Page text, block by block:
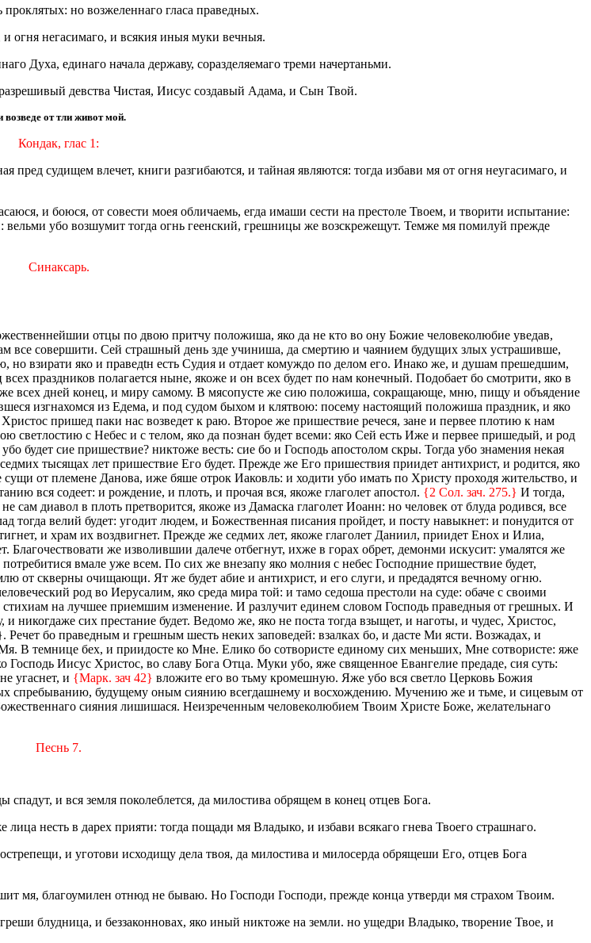
но возжеленнаго гласа праведных.
огня негасимаго, и всякия иныя муки вечныя.
Духа, единаго начала державу, соразделяемаго треми начертаньми.
девства Чистая, Иисус создавый Адама, и Сын Твой.
от тли живот мой.
Кондак, глас 1:
судищем влечет, книги разгибаются, и тайная являются: тогда избави мя от огня неугасимаго, и
и боюся, от совести моея обличаемь, егда имаши сести на престоле Твоем, и творити испытание:
убо возшумит тогда огнь геенский, грешницы же возскрежещут. Темже мя помилуй прежде
Синаксарь.
отцы по двою притчу положиша, яко да не кто во ону Божие человеколюбие уведав,
все совершити. Сей страшный день зде учиниша, да смертию и чаянием будущих злых устрашивше,
взирати яко и праведtн есть Судия и отдает комуждо по делом его. Инако же, и душам прешедшим,
праздников полагается ныне, якоже и он всех будет по нам конечный. Подобает бо смотрити, яко в
всех дней конец, и миру самому. В мясопусте же сию положиша, сокращающе, мню, пищу и объядение
изгнахомся из Едема, и под судом быхом и клятвою: посему настоящий положиша праздник, и яко
пришед паки нас возведет к раю. Второе же пришествие речеся, зане и первее плотию к нам
светлостию с Небес и с телом, яко да познан будет всеми: яко Сей есть Иже и первее пришедый, и род
будет сие пришествие? никтоже весть: сие бо и Господь апостолом скры. Тогда убо знамения некая
тысящах лет пришествие Его будет. Прежде же Его пришествия приидет антихрист, и родится, яко
от племене Данова, иже бяше отрок Иаковль: и ходити убо имать по Христу проходя жительство, и
вся содеет: и рождение, и плоть, и прочая вся, якоже глаголет апостол. {2 Сол. зач. 275.} И тогда,
сам диавол в плоть претворится, якоже из Дамаска глаголет Иоанн: но человек от блуда родився, все
тогда велий будет: угодит людем, и Божественная писания пройдет, и посту навыкнет: и понудится от
и храм их воздвигнет. Прежде же седмих лет, якоже глаголет Даниил, приидет Енох и Илиа,
же изволившии далече отбегнут, ихже в горах обрет, демонми искусит: умалятся же
вмале уже всем. По сих же внезапу яко молния с небес Господние пришествие будет,
от скверны очищающи. Ят же будет абие и антихрист, и его слуги, и предадятся вечному огню.
род во Иерусалим, яко среда мира той: и тамо седоша престоли на суде: обаче с своими
на лучшее приемшим изменение. И разлучит единем словом Господь праведныя от грешных. И
сих престание будет. Ведомо же, яко не поста тогда взыщет, и наготы, и чудес, Христос,
бо праведным и грешным шесть неких заповедей: взалках бо, и дасте Ми ясти. Возжадах, и
В темнице бех, и приидосте ко Мне. Елико бо сотвористе единому сих меньших, Мне сотвористе: яже
Господь Иисус Христос, во славу Бога Отца. Муки убо, яже священное Евангелие предаде, сия суть:
угаснет, и {Марк. зач 42} вложите его во тьму кромешную. Яже убо вся светло Церковь Божия
спребыванию, будущему оным сиянию всегдашнему и восхождению. Мучению же и тьме, и сицевым от
сияния лишишася. Неизреченным человеколюбием Твоим Христе Боже, желательнаго
Песнь 7.
спадут, и вся земля поколеблется, да милостива обрящем в конец отцев Бога.
несть в дарех прияти: тогда пощади мя Владыко, и избави всякаго гнева Твоего страшнаго.
и уготови исходищу дела твоя, да милостива и милосерда обрящеши Его, отцев Бога
мя, благоумилен отнюд не бываю. Но Господи Господи, прежде конца утверди мя страхом Твоим.
блудница, и беззаконновах, яко иный никтоже на земли. но ущедри Владыко, творение Твое, и